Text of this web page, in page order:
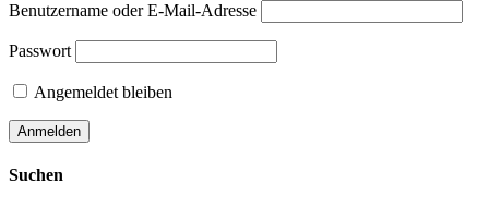
Benutzername oder E-Mail-Adresse
Passwort
Angemeldet bleiben
Suchen